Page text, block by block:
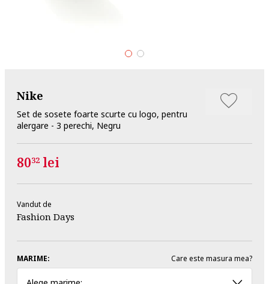
Nike
Set de sosete foarte scurte cu logo, pentru
alergare - 3 perechi, Negru
8032 lei
Vandut de
Fashion Days
MARIME: Care este masura mea?